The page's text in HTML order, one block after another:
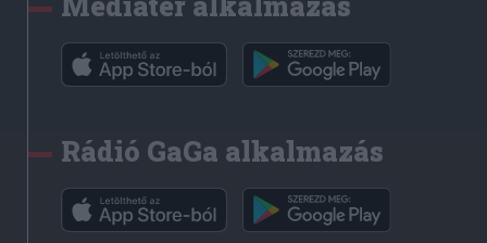
Rádió GaGa alkalmazás